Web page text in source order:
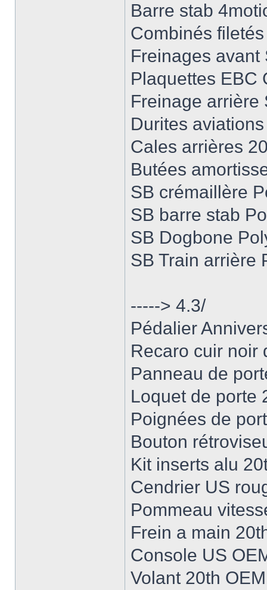
Barre stab
Combinés
Freinages avant
Plaquettes EBC
Freinage arrière
Durites aviations
Cales arrières
Butées
SB crémaillère
SB barre stab
SB Dogbone
SB Train arrière
-----> 4.3/
Pédalier
Recaro cuir noir
Panneau de
Loquet de porte
Poignées de
Bouton
Kit inserts alu
Cendrier US
Pommeau
Frein a main
Console US
Volant 20th OEM